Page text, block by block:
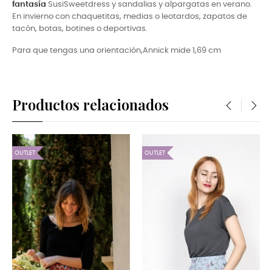
fantasía SusiSweetdress y sandalias y alpargatas en verano.
En invierno con chaquetitas, medias o leotardos, zapatos de
tacón, botas, botines o deportivas.
Para que tengas una orientación,Annick mide 1,69 cm
Productos relacionados
OUTLET OUTLET